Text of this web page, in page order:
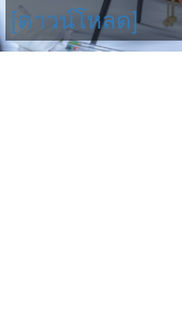
[ดาวน์โหลด]